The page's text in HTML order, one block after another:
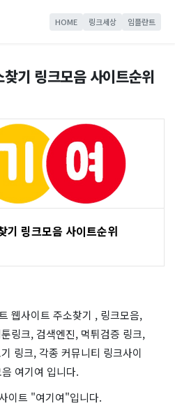
HOME 링크세상 임플란트
기 링크모음 사이트순위
기 링크모음 사이트순위
웹사이트 주소찾기 , 링크모음,
링크, 검색엔진, 먹튀검증 링크,
링크, 각종 커뮤니티 링크사이
여기여 입니다.
이트 "여기여"입니다.